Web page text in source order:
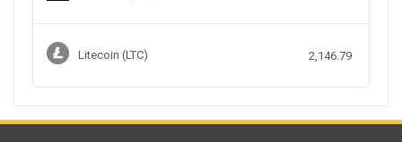
Litecoin (LTC) 2,146.79